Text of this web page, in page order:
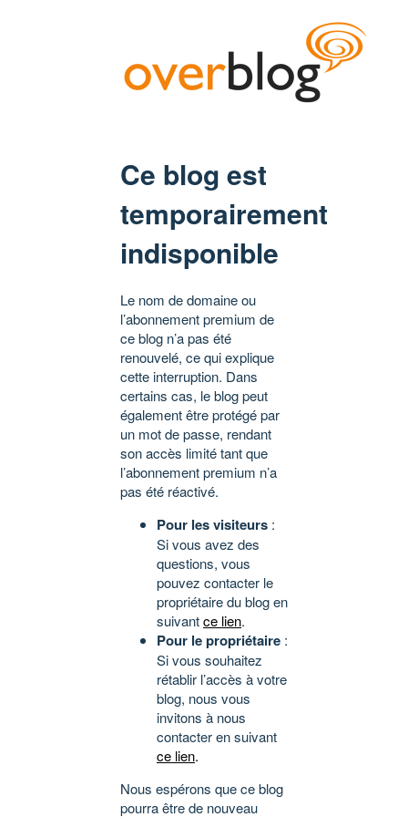
Ce blog est
temporairement
indisponible
Le nom de domaine ou
l’abonnement premium de
ce blog n’a pas été
renouvelé, ce qui explique
cette interruption. Dans
certains cas, le blog peut
également être protégé par
un mot de passe, rendant
son accès limité tant que
l’abonnement premium n’a
pas été réactivé.
Pour les visiteurs :
Si vous avez des
questions, vous
pouvez contacter le
propriétaire du blog en
suivantce lien.
Pour le propriétaire :
Si vous souhaitez
rétablir l’accès à votre
blog, nous vous
invitons à nous
contacter en suivant
ce lien.
Nous espérons que ce blog
pourra être de nouveau